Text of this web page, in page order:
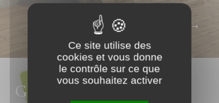
Gabions de jardin
Ce site utilise des
cookies et vous donne
le contrôle sur ce que
vous souhaitez activer